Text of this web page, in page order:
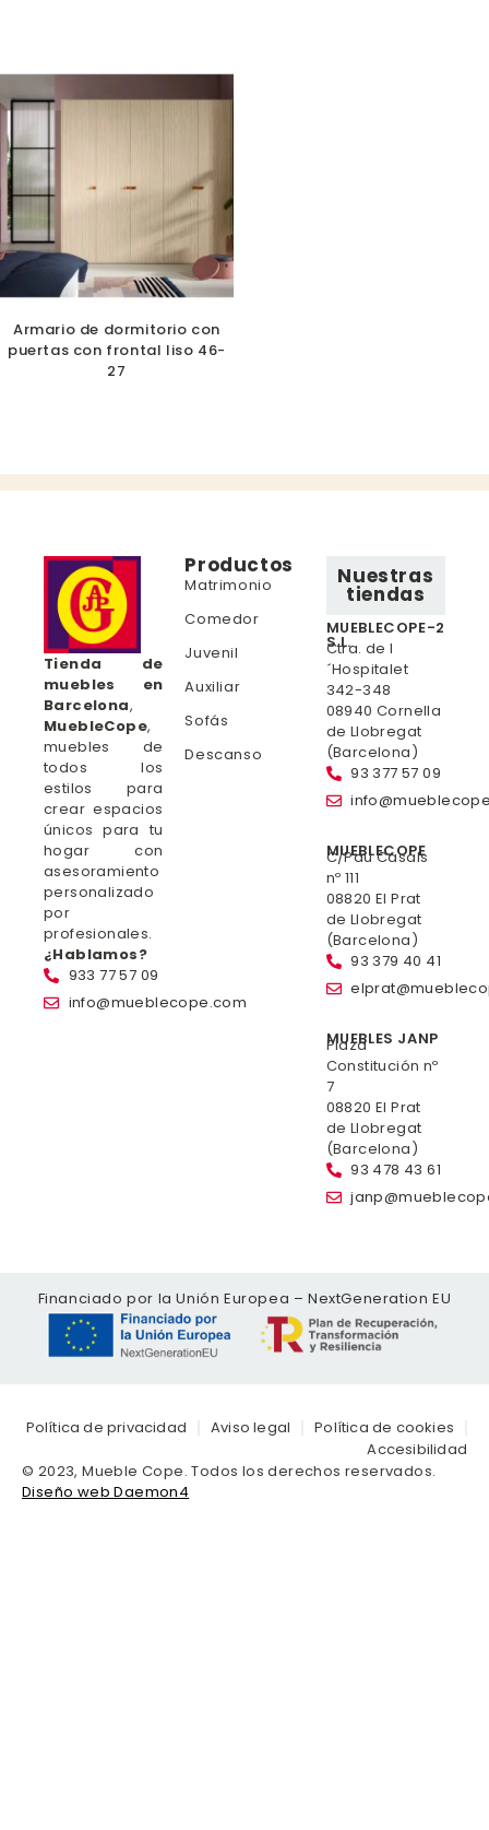
Armario de dormitorio con
puertas con frontal liso 46-
27
Tienda de
muebles en
Barcelona,
MuebleCope,
muebles de
todos los
estilos para
crear espacios
únicos para tu
hogar con
asesoramiento
personalizado
por
profesionales.
¿Hablamos?
933 77 57 09
info@mueblecope.com
Productos
Matrimonio
Comedor
Juvenil
Auxiliar
Sofás
Descanso
Nuestras
tiendas
MUEBLECOPE-2
S.L.
Ctra. de l
´Hospitalet
342-348
08940 Cornella
de Llobregat
(Barcelona)
93 377 57 09
MUEBLECOPE
C/Pau Casals
nº 111
08820 El Prat
de Llobregat
(Barcelona)
93 379 40 41
MUEBLES JANP
Plaza
Constitución nº
7
08820 El Prat
de Llobregat
(Barcelona)
93 478 43 61
Financiado por la Unión Europea – NextGeneration EU
© 2023, Mueble Cope. Todos los derechos reservados.
Diseño web Daemon4
Política de privacidad Aviso legal
Política de cookies
Accesibilidad